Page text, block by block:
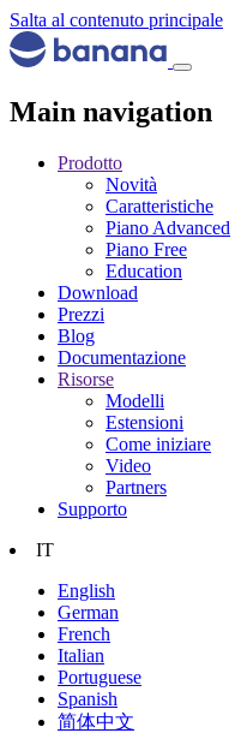
Salta al contenuto principale
Main navigation
Prodotto
Novità
Caratteristiche
Piano Advanced
Piano Free
Education
Download
Prezzi
Blog
Documentazione
Risorse
Modelli
Estensioni
Come iniziare
Video
Partners
Supporto
IT
English
German
French
Italian
Portuguese
Spanish
简体中文